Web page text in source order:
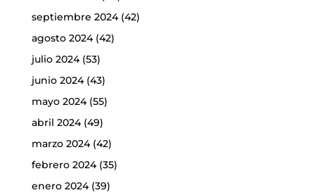
septiembre 2024(42)
agosto 2024(42)
julio 2024(53)
junio 2024(43)
mayo 2024(55)
abril 2024(49)
marzo 2024(42)
febrero 2024(35)
enero 2024(39)